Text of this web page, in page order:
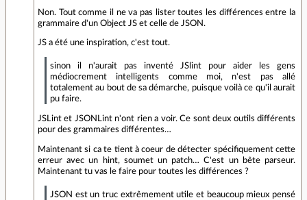
Non. Tout comme il ne va pas lister toutes les différences entre la
grammaire d'un Object JS et celle de JSON.
JS a été une inspiration, c'est tout.
sinon il n'aurait pas inventé JSlint pour aider les gens
médiocrement intelligents comme moi, n'est pas allé
totalement au bout de sa démarche, puisque voilà ce qu'il aurait
pu faire.
JSLint et JSONLint n'ont rien a voir. Ce sont deux outils différents
pour des grammaires différentes…
Maintenant si ca te tient à coeur de détecter spécifiquement cette
erreur avec un hint, soumet un patch… C'est un bête parseur.
Maintenant tu vas le faire pour toutes les différences ?
JSON est un truc extrêmement utile et beaucoup mieux pensé